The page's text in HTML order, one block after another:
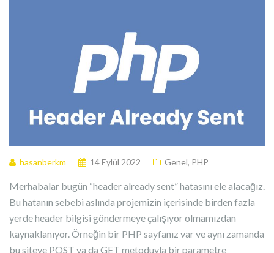
hasanberkm 14 Eylül 2022 Genel, PHP
Merhabalar bugün “header already sent” hatasını ele alacağız.
Bu hatanın sebebi aslında projemizin içerisinde birden fazla
yerde header bilgisi göndermeye çalışıyor olmamızdan
kaynaklanıyor. Örneğin bir PHP sayfanız var ve aynı zamanda
bu siteye POST ya da GET metoduyla bir parametre